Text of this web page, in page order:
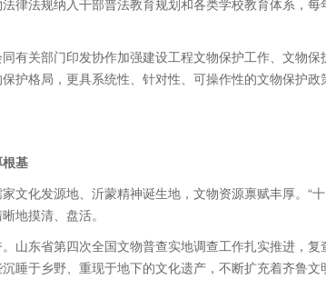
律法规纳入干部普法教育规划和各类学校教育体系，
有关部门印发协作加强建设工程文物保护工作、文物
护格局，更具系统性、针对性、可操作性的文物保护
基
文化发源地、沂蒙精神诞生地，文物资源禀赋丰厚。“
地摸清、盘活。
山东省第四次全国文物普查实地调查工作扎实推进，
睡于乡野、重现于地下的文化遗产，不断扩充着齐鲁